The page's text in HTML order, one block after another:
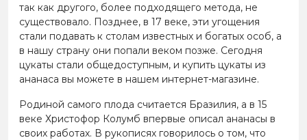
так как другого, более подходящего метода, не
существовало. Позднее, в 17 веке, эти угощения
стали подавать к столам известных и богатых особ, а
в нашу страну они попали веком позже. Сегодня
цукаты стали общедоступным, и купить цукаты из
ананаса вы можете в нашем интернет-магазине.
Родиной самого плода считается Бразилия, а в 15
веке Христофор Колумб впервые описал ананасы в
своих работах. В рукописях говорилось о том, что